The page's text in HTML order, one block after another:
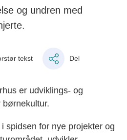
og undren med
tekst Del
er udviklings- og
børnekultur.
spidsen for nye projekter og